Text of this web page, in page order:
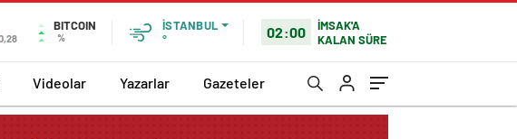
BITCOIN
%
İSTANBUL
°
02:00
İMSAK'A
KALAN SÜRE
Videolar Yazarlar Gazeteler